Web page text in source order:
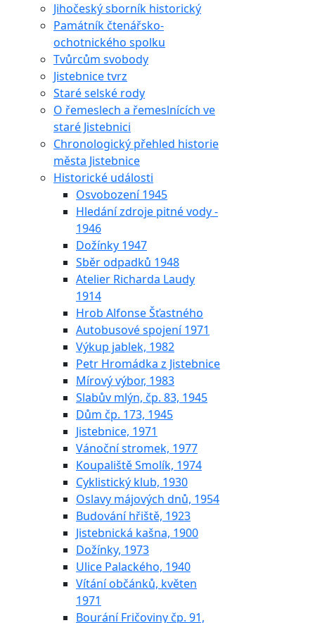
Jihočeský sborník historický
Památník čtenářsko-
ochotnického spolku
Tvůrcům svobody
Jistebnice tvrz
Staré selské rody
O řemeslech a řemeslnících ve
staré Jistebnici
Chronologický přehled historie
města Jistebnice
Historické události
Osvobození 1945
Hledání zdroje pitné vody -
1946
Dožínky 1947
Sběr odpadků 1948
Atelier Richarda Laudy
1914
Hrob Alfonse Šťastného
Autobusové spojení 1971
Výkup jablek, 1982
Petr Hromádka z Jistebnice
Mírový výbor, 1983
Slabův mlýn, čp. 83, 1945
Dům čp. 173, 1945
Jistebnice, 1971
Vánoční stromek, 1977
Koupaliště Smolík, 1974
Cyklistický klub, 1930
Oslavy májových dnů, 1954
Budování hřiště, 1923
Jistebnická kašna, 1900
Dožínky, 1973
Ulice Palackého, 1940
Vítání občánků, květen
1971
Bourání Fričoviny čp. 91,